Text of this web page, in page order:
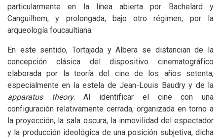
particularmente en la línea abierta por Bachelard y
Canguilhem, y prolongada, bajo otro régimen, por la
arqueología foucaultiana.
En este sentido, Tortajada y Albera se distancian de la
concepción clásica del dispositivo cinematográfico
elaborada por la teoría del cine de los años setenta,
especialmente en la estela de Jean-Louis Baudry y de la
apparatus theory. Al identificar el cine con una
configuración relativamente cerrada, organizada en torno a
la proyección, la sala oscura, la inmovilidad del espectador
y la producción ideológica de una posición subjetiva, dicha